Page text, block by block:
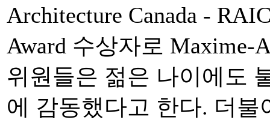
Architecture Canada -
Award 수상자로 Maxime-
위원들은 젊은 나이에도
에 감동했다고 한다. 더